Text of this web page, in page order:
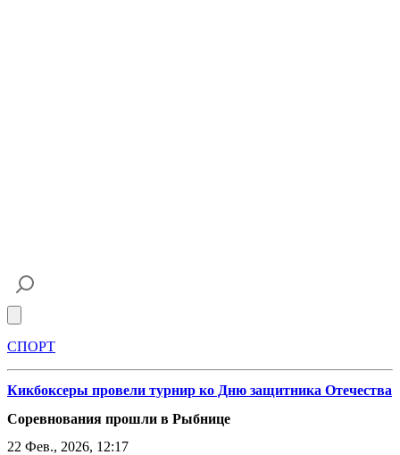
СПОРТ
Кикбоксеры провели турнир ко Дню защитника Отечества
Соревнования прошли в Рыбнице
22 Фев., 2026, 12:17